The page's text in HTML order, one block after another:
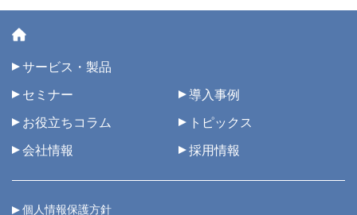
サービス・製品
セミナー
導入事例
お役立ちコラム
トピックス
会社情報
採用情報
個人情報保護方針